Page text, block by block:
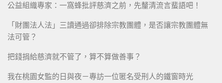
公益組織專家：一窩蜂批評慈濟之前，先釐清流言蜚語吧！
「財團法人法」三讀通過卻排除宗教團體，是否讓宗教團體無
法可管？
把錢捐給慈濟就不管了，算不算做善事？
我在桃園女監的日與夜－專訪一位匿名受刑人的鐵窗時光